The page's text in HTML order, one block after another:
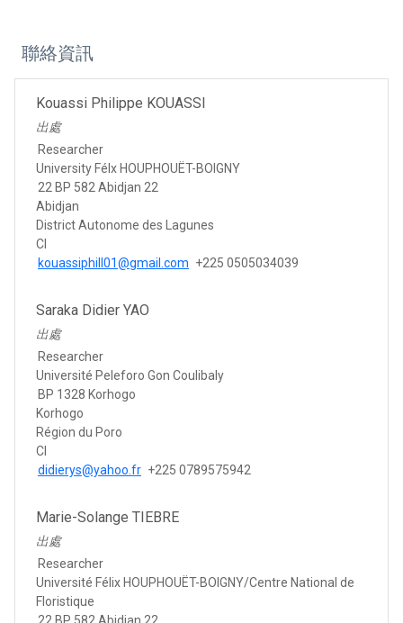
聯絡資訊
Kouassi Philippe KOUASSI
出處
Researcher
University Félx HOUPHOUËT-BOIGNY
22 BP 582 Abidjan 22
Abidjan
District Autonome des Lagunes
CI
kouassiphill01@gmail.com +225 0505034039
Saraka Didier YAO
出處
Researcher
Université Peleforo Gon Coulibaly
BP 1328 Korhogo
Korhogo
Région du Poro
CI
didierys@yahoo.fr +225 0789575942
Marie-Solange TIEBRE
出處
Researcher
Université Félix HOUPHOUËT-BOIGNY/Centre National de
Floristique